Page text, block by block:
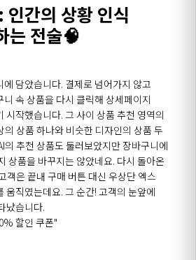
인간의 상황 인식
는 전술🧠
담았습니다. 결제로 넘어가지 않고
속 상품을 다시 클릭해 상세페이지
시작했습니다. 그 사이 상품 추천 영역의
의 상품 하나와 비슷한 디자인의 상품 두
의 추천 상품도 둘러보았지만 장바구니에
상품을 바꾸지는 않았네요. 다시 돌아온
객은 끝내 구매 버튼 대신 우상단 엑스
움직였는데요. 그 순간! 고객의 눈앞에
났습니다.
할인 쿠폰"